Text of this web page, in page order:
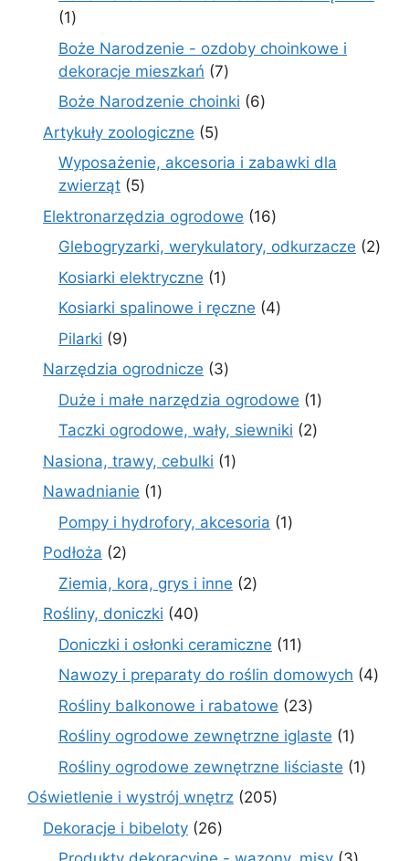
11
produkt
Boże Narodzenie - ozdoby choinkowe i
dekoracje mieszkań 77
produktów
Boże Narodzenie choinki 66
Artykuły zoologiczne 55
produktów
Wyposażenie, akcesoria i zabawki dla
zwierząt 55
produktów
Elektronarzędzia ogrodowe 1616
produktów
Glebogryzarki, werykulatory, odkurzacze 22
Kosiarki elektryczne 11
produkt
Kosiarki spalinowe i ręczne 44
Pilarki 99
produktów
Narzędzia ogrodnicze 33
produkty
Duże i małe narzędzia ogrodowe 11
Taczki ogrodowe, wały, siewniki 22
Nasiona, trawy, cebulki 11
Nawadnianie 11
produkt
Pompy i hydrofory, akcesoria 11
Podłoża 22
Ziemia, kora, grys i inne 22
Rośliny, doniczki 4040
produktów
Doniczki i osłonki ceramiczne 1111
produktów
Nawozy i preparaty do roślin domowych 44
Rośliny balkonowe i rabatowe 2323
produkty
Rośliny ogrodowe zewnętrzne iglaste 11
produkt
Rośliny ogrodowe zewnętrzne liściaste 11
Oświetlenie i wystrój wnętrz 205205
Dekoracje i bibeloty 2626
3